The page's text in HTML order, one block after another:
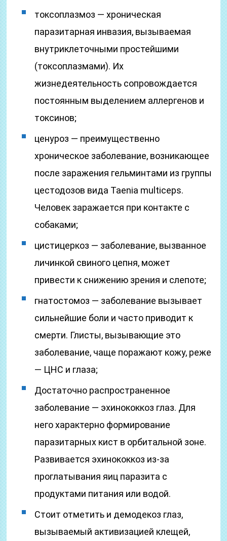
токсоплазмоз — хроническая
паразитарная инвазия, вызываемая
внутриклеточными простейшими
(токсоплазмами). Их
жизнедеятельность сопровождается
постоянным выделением аллергенов и
токсинов;
ценуроз — преимущественно
хроническое заболевание, возникающее
после заражения гельминтами из группы
цестодозов вида Taenia multiceps.
Человек заражается при контакте с
собаками;
цистицеркоз — заболевание, вызванное
личинкой свиного цепня, может
привести к снижению зрения и слепоте;
гнатостомоз — заболевание вызывает
сильнейшие боли и часто приводит к
смерти. Глисты, вызывающие это
заболевание, чаще поражают кожу, реже
— ЦНС и глаза;
Достаточно распространенное
заболевание — эхинококкоз глаз. Для
него характерно формирование
паразитарных кист в орбитальной зоне.
Развивается эхинококкоз из-за
проглатывания яиц паразита с
продуктами питания или водой.
Стоит отметить и демодекоз глаз,
вызываемый активизацией клещей,